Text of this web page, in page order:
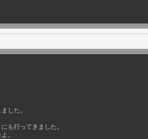
した。
も行ってきました。
。